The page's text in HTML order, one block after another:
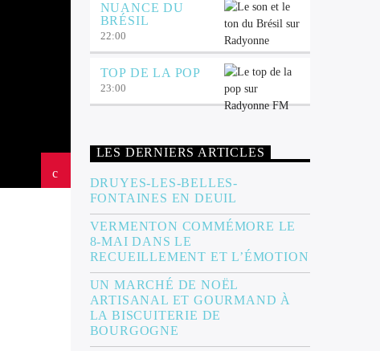
NUANCE DU
BRÉSIL
22:00
TOP DE LA POP
23:00
LES DERNIERS ARTICLES
DRUYES-LES-BELLES-
FONTAINES EN DEUIL
VERMENTON COMMÉMORE LE
8-MAI DANS LE
RECUEILLEMENT ET L’ÉMOTION
UN MARCHÉ DE NOËL
ARTISANAL ET GOURMAND À
LA BISCUITERIE DE
BOURGOGNE